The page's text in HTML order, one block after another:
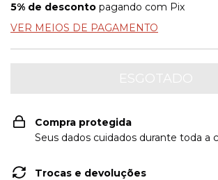
5% de desconto pagando com Pix
VER MEIOS DE PAGAMENTO
Compra protegida
Seus dados cuidados durante toda a
Trocas e devoluções